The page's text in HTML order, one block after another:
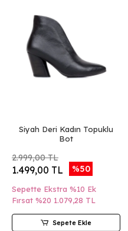
Siyah Deri Kadın Topuklu
Bot
2.999,00 TL
1.499,00 TL %50
Sepette Ekstra %10 Ek
Fırsat %20 1.079,28 TL
Sepete Ekle